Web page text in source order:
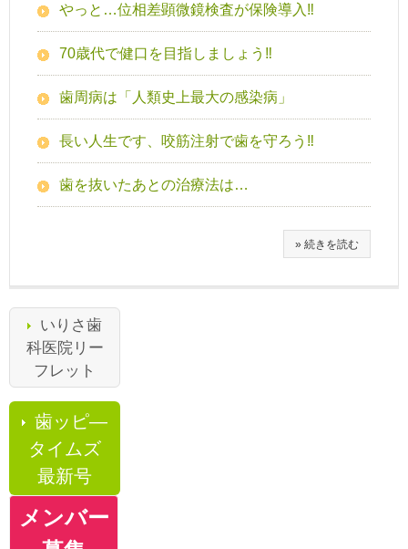
やっと…位相差顕微鏡検査が保険導入‼
70歳代で健口を目指しましょう‼
歯周病は「人類史上最大の感染病」
長い人生です、咬筋注射で歯を守ろう‼
歯を抜いたあとの治療法は…
» 続きを読む
いりさ歯
科医院リー
フレット
歯ッピ―
タイムズ
最新号
メンバー